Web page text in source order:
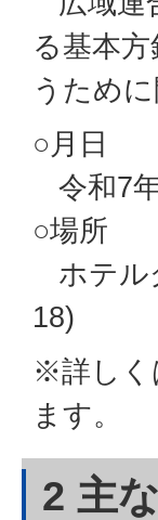
る基本
うために
○月日
令和7
○場所
ホテル
18)
※詳しく
ます。
2 主